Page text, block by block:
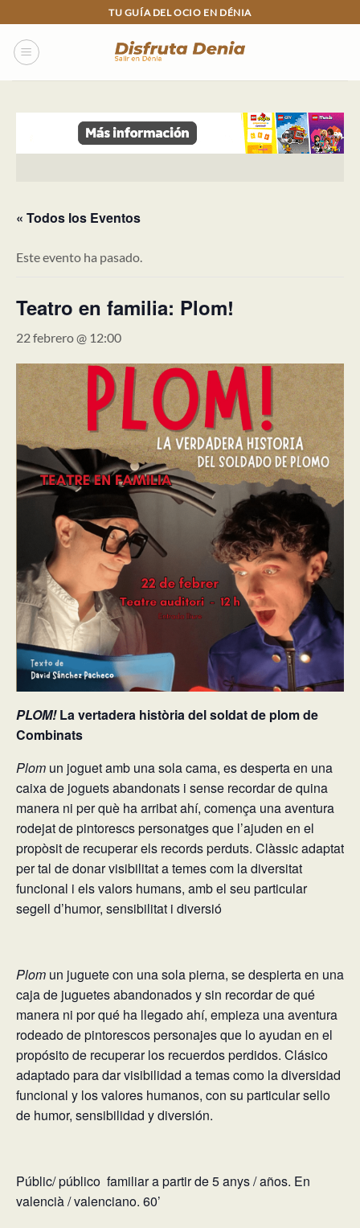
to
content
TU GUÍA DEL OCIO EN DÉNIA
« Todos los Eventos
Este evento ha pasado.
Teatro en familia: Plom!
22 febrero @ 12:00
PLOM!La vertadera història del soldat de plom de
Combinats
Plom un joguet amb una sola cama, es desperta en una
caixa de joguets abandonats i sense recordar de quina
manera ni per què ha arribat ahí, comença una aventura
rodejat de pintorescs personatges que l’ajuden en el
propòsit de recuperar els records perduts. Clàssic adaptat
per tal de donar visibilitat a temes com la diversitat
funcional i els valors humans, amb el seu particular
segell d’humor, sensibilitat i diversió
Plom un juguete con una sola pierna, se despierta en una
caja de juguetes abandonados y sin recordar de qué
manera ni por qué ha llegado ahí, empieza una aventura
rodeado de pintorescos personajes que lo ayudan en el
propósito de recuperar los recuerdos perdidos. Clásico
adaptado para dar visibilidad a temas como la diversidad
funcional y los valores humanos, con su particular sello
de humor, sensibilidad y diversión.
Públic/ público familiar a partir de 5 anys / años. En
valencià / valenciano. 60’